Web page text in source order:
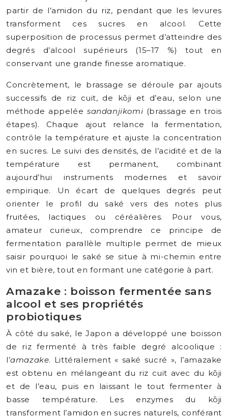
partir de l’amidon du riz, pendant que les levures
transforment ces sucres en alcool. Cette
superposition de processus permet d’atteindre des
degrés d’alcool supérieurs (15–17 %) tout en
conservant une grande finesse aromatique.
Concrètement, le brassage se déroule par ajouts
successifs de riz cuit, de kōji et d’eau, selon une
méthode appelée sandanjikomi (brassage en trois
étapes). Chaque ajout relance la fermentation,
contrôle la température et ajuste la concentration
en sucres. Le suivi des densités, de l’acidité et de la
température est permanent, combinant
aujourd’hui instruments modernes et savoir
empirique. Un écart de quelques degrés peut
orienter le profil du saké vers des notes plus
fruitées, lactiques ou céréalières. Pour vous,
amateur curieux, comprendre ce principe de
fermentation parallèle multiple permet de mieux
saisir pourquoi le saké se situe à mi-chemin entre
vin et bière, tout en formant une catégorie à part.
Amazake : boisson fermentée sans
alcool et ses propriétés
probiotiques
À côté du saké, le Japon a développé une boisson
de riz fermenté à très faible degré alcoolique :
l’amazake. Littéralement « saké sucré », l’amazake
est obtenu en mélangeant du riz cuit avec du kōji
et de l’eau, puis en laissant le tout fermenter à
basse température. Les enzymes du kōji
transforment l’amidon en sucres naturels, conférant